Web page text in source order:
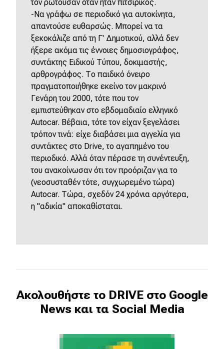
τον ρωτούσαν όταν ήταν πιτσιρίκος.
-Να γράφω σε περιοδικό για αυτοκίνητα,
απαντούσε ευθαρσώς. Μπορεί να τα
ξεκοκάλιζε από τη Γ' Δημοτικού, αλλά δεν
ήξερε ακόμα τις έννοιες δημοσιογράφος,
συντάκτης Ειδικού Τύπου, δοκιμαστής,
αρθρογράφος. Το παιδικό όνειρο
πραγματοποιήθηκε εκείνο τον μακρινό
Γενάρη του 2000, τότε που τον
εμπιστεύθηκαν στο εβδομαδιαίο ελληνικό
Autocar. Βέβαια, τότε τον είχαν ξεγελάσει
τρόπον τινά: είχε διαβάσει μια αγγελία για
συντάκτες στο Drive, το αγαπημένο του
περιοδικό. Αλλά όταν πέρασε τη συνέντευξη,
του ανακοίνωσαν ότι τον προόριζαν για το
(νεοσυσταθέν τότε, συγχωρεμένο τώρα)
Autocar. Τώρα, σχεδόν 24 χρόνια αργότερα,
η "αδικία" αποκαθίσταται.
Ακολουθήστε το DRIVE στο Google
News και τα Social Media